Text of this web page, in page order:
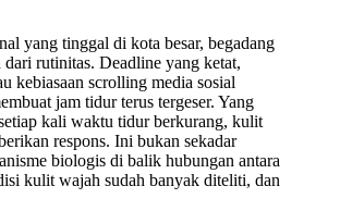
yang tinggal di kota besar, begadang
dari rutinitas. Deadline yang ketat,
kebiasaan scrolling media sosial
jam tidur terus tergeser. Yang
kali waktu tidur berkurang, kulit
respons. Ini bukan sekadar
biologis di balik hubungan antara
kulit wajah sudah banyak diteliti, dan